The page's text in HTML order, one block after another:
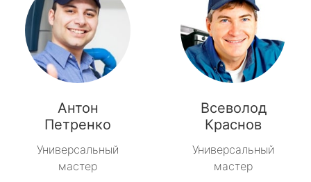
Антон
Петренко
Универсальный
мастер
Всеволод
Краснов
Универсальный
мастер